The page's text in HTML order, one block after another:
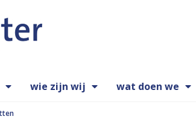
wie zijn wij wat doen we